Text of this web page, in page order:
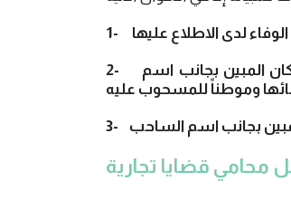
2- وإذا خلت من بيان مكان الوفاء أو من بيان موطن المسحوب عليه اعتبر المكان المبين بجانب اسم
محامي قضايا تجارية